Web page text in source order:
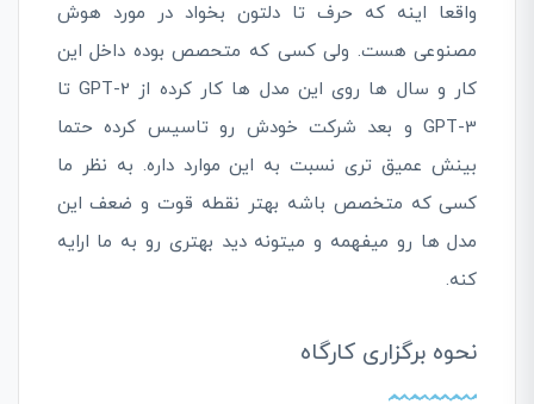
واقعا اینه که حرف تا دلتون بخواد در مورد هوش
مصنوعی هست. ولی کسی که متحصص بوده داخل این
کار و سال ها روی این مدل ها کار کرده از GPT-2 تا
GPT-3 و بعد شرکت خودش رو تاسیس کرده حتما
بینش عمیق تری نسبت به این موارد داره. به نظر ما
کسی که متخصص باشه بهتر نقطه قوت و ضعف این
مدل ها رو میفهمه و میتونه دید بهتری رو به ما ارایه
کنه.
نحوه برگزاری کارگاه